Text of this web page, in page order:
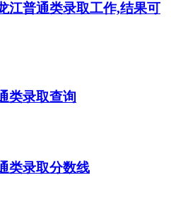
江普通类录取工作,结果可
类录取查询
类录取分数线